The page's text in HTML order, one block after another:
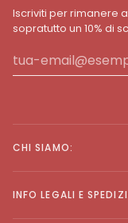
Iscriviti per rimanere
sopratutto un 10% di
CHI SIAMO:
INFO LEGALI E